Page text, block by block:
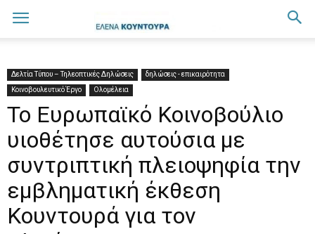
Δελτία Τύπου – Τηλεοπτικές Δηλώσεις
δηλώσεις - επικαιρότητα
Κοινοβουλευτικό Έργο
Ολομέλεια
Το Ευρωπαϊκό Κοινοβούλιο
υιοθέτησε αυτούσια με
συντριπτική πλειοψηφία την
εμβληματική έκθεση
Κουντουρά για τον